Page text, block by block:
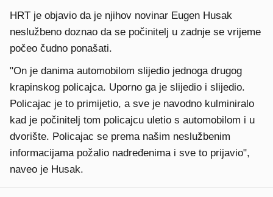
HRT je objavio da je njihov novinar Eugen Husak
neslužbeno doznao da se počinitelj u zadnje se vrijeme
počeo čudno ponašati.
"On je danima automobilom slijedio jednoga drugog
krapinskog policajca. Uporno ga je slijedio i slijedio.
Policajac je to primijetio, a sve je navodno kulminiralo
kad je počinitelj tom policajcu uletio s automobilom i u
dvorište. Policajac se prema našim neslužbenim
informacijama požalio nadređenima i sve to prijavio",
naveo je Husak.